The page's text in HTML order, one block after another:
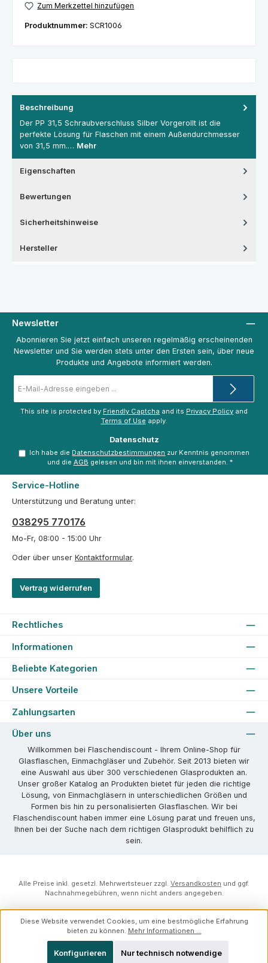
Zum Merkzettel hinzufügen
Produktnummer: SCR1006
Beschreibung
Der PP 31,5 Schraubverschluss Silber Vorgerollt ist die
perfekte Lösung für Flaschen mit einem Außendurchmesser
von 31,5 mm.… Mehr
Eigenschaften
Bewertungen
Sicherheitshinweise
Hersteller
Newsletter
Abonnieren Sie jetzt einfach unseren regelmäßig erscheinenden
Newsletter und Sie werden stets unter den Ersten sein, über neue
Produkte und Angebote informiert werden.
Mail-
Adresse
This site is protected by Friendly Captcha and its Privacy Policy and
Terms of Use apply.
Datenschutz
Ich habe die Datenschutzbestimmungen zur Kenntnis genommen
und die AGB gelesen und bin mit ihnen einverstanden. *
Service-Hotline
Unterstützung und Beratung unter:
038295 770176
Mo-Fr, 08:00 - 15:00 Uhr
Oder über unser Kontaktformular.
Vertrag widerrufen
Rechtliches
Informationen
Beliebte Kategorien
Unsere Vorteile
Zahlungsarten
Über uns
Willkommen bei Flaschendiscount - Ihrem Online-Shop für
Glasflaschen, Einmachgläser und Zubehör. Seit 2013 bieten wir
eine Auswahl aus über 300 verschiedenen Glasprodukten an.
Unser großer Katalog an Produkten bietet für jeden die richtige
Lösung, von Einmachgläsern in unterschiedlichen Größen und
Formen bis hin zu personalisierten Glasflaschen. Wir bei
Flaschendiscount haben immer eine Lösung parat und freuen uns,
Ihnen bei der Suche nach dem richtigen Glasprodukt behilflich zu
sein.
Alle Preise inkl. gesetzl. Mehrwertsteuer zzgl. Versandkosten und ggf.
Nachnahmegebühren, wenn nicht anders angegeben.
Diese Website verwendet Cookies, um eine bestmögliche Erfahrung
bieten zu können. Mehr Informationen ...
Nur technisch notwendige
Konfigurieren